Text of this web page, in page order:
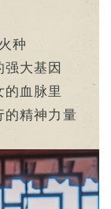
种
大基因
血脉里
精神力量